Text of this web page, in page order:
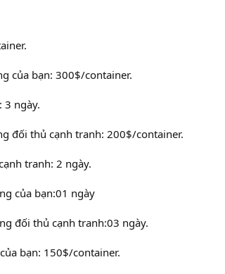
của bạn: 300$/container.
3 ngày.
đối thủ cạnh tranh: 200$/container.
tranh: 2 ngày.
của bạn:01 ngày
đối thủ cạnh tranh:03 ngày.
bạn: 150$/container.